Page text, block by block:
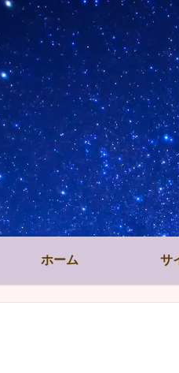
ホーム サ